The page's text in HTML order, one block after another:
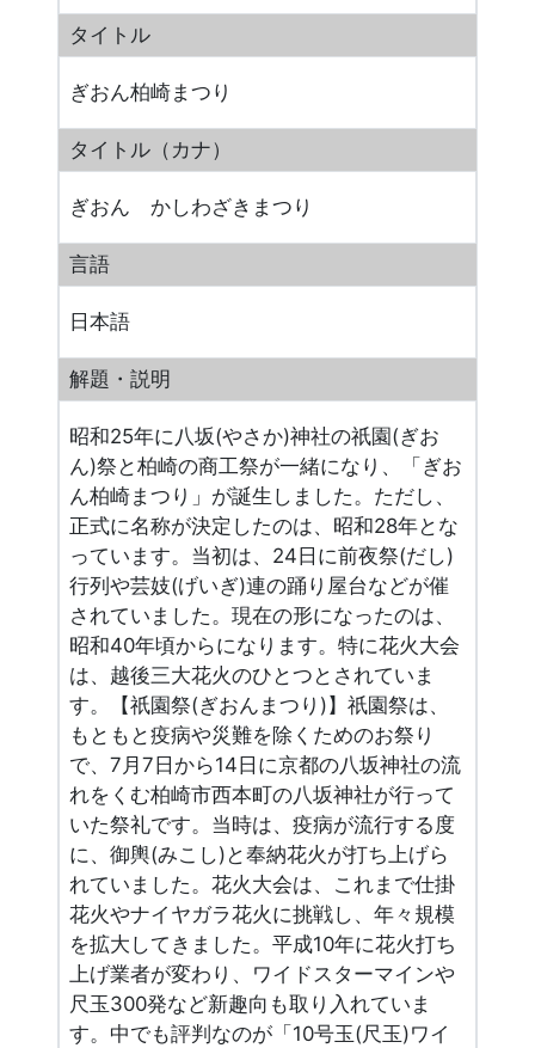
タイトル
ぎおん柏崎まつり
タイトル（カナ）
ぎおん かしわざきまつり
言語
日本語
解題・説明
昭和25年に八坂(やさか)神社の祇園(ぎお
ん)祭と柏崎の商工祭が一緒になり、「ぎお
ん柏崎まつり」が誕生しました。ただし、
正式に名称が決定したのは、昭和28年とな
っています。当初は、24日に前夜祭(だし)
行列や芸妓(げいぎ)連の踊り屋台などが催
されていました。現在の形になったのは、
昭和40年頃からになります。特に花火大会
は、越後三大花火のひとつとされていま
す。【祇園祭(ぎおんまつり)】祇園祭は、
もともと疫病や災難を除くためのお祭り
で、7月7日から14日に京都の八坂神社の流
れをくむ柏崎市西本町の八坂神社が行って
いた祭礼です。当時は、疫病が流行する度
に、御輿(みこし)と奉納花火が打ち上げら
れていました。花火大会は、これまで仕掛
花火やナイヤガラ花火に挑戦し、年々規模
を拡大してきました。平成10年に花火打ち
上げ業者が変わり、ワイドスターマインや
尺玉300発など新趣向も取り入れていま
す。中でも評判なのが「10号玉(尺玉)ワイ